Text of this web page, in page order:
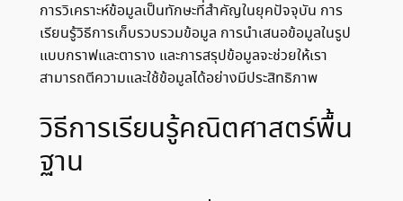
การวิเคราะห์ข้อมูลเป็นทักษะที่สำคัญในยุคปัจจุบัน การ
เรียนรู้วิธีการเก็บรวบรวมข้อมูล การนำเสนอข้อมูลในรูป
แบบกราฟและตาราง และการสรุปข้อมูลจะช่วยให้เรา
สามารถตีความและใช้ข้อมูลได้อย่างมีประสิทธิภาพ
วิธีการเรียนรู้คณิตศาสตร์พื้น
ฐาน